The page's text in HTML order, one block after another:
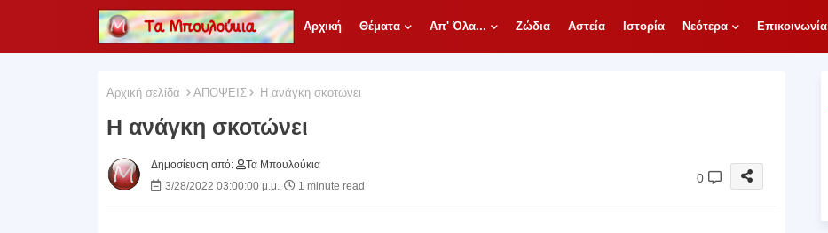
Αρχική Θέματα Απ' Όλα... Ζώδια Αστεία Ιστορία Νεότερα Επικοινωνία
Αρχική σελίδα ΑΠΟΨΕΙΣ Η ανάγκη σκοτώνει
Η ανάγκη σκοτώνει
Δημοσίευση από:
Τα Μπουλούκια
3/28/2022 03:00:00 μ.μ.
1 minute read
0